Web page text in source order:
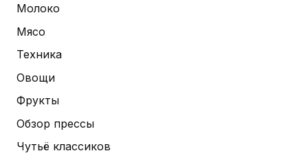
Молоко
Мясо
Техника
Овощи
Фрукты
Обзор прессы
Чутьё классиков